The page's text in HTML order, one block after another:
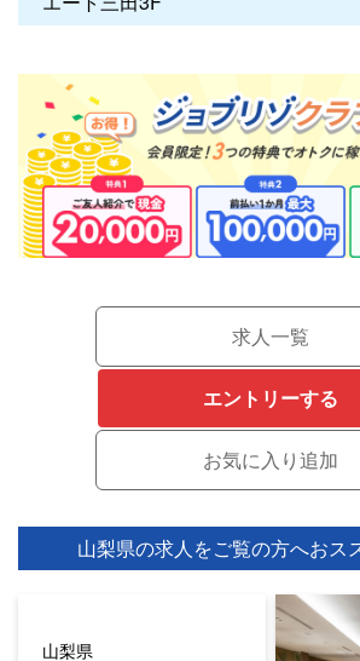
求人一覧
エントリーする
山梨県の求人をご覧の方へおス
山梨県